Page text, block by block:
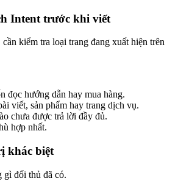
Intent trước khi viết
kiểm tra loại trang đang xuất hiện trên
đọc hướng dẫn hay mua hàng.
viết, sản phẩm hay trang dịch vụ.
chưa được trả lời đầy đủ.
hợp nhất.
khác biệt
đối thủ đã có.